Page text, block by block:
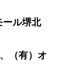
ール堺北
（有）オ